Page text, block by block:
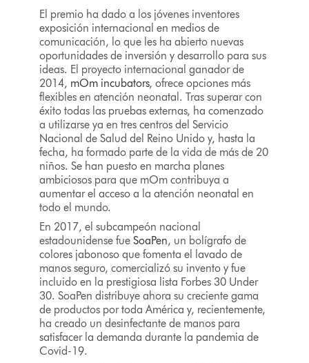
El premio ha dado a los jóvenes inventores
exposición internacional en medios de
comunicación, lo que les ha abierto nuevas
oportunidades de inversión y desarrollo para sus
ideas. El proyecto internacional ganador de
2014, mOm incubators, ofrece opciones más
flexibles en atención neonatal. Tras superar con
éxito todas las pruebas externas, ha comenzado
a utilizarse ya en tres centros del Servicio
Nacional de Salud del Reino Unido y, hasta la
fecha, ha formado parte de la vida de más de 20
niños. Se han puesto en marcha planes
ambiciosos para que mOm contribuya a
aumentar el acceso a la atención neonatal en
todo el mundo.
En 2017, el subcampeón nacional
estadounidense fue SoaPen, un bolígrafo de
colores jabonoso que fomenta el lavado de
manos seguro, comercializó su invento y fue
incluido en la prestigiosa lista Forbes 30 Under
30. SoaPen distribuye ahora su creciente gama
de productos por toda América y, recientemente,
ha creado un desinfectante de manos para
satisfacer la demanda durante la pandemia de
Covid-19.